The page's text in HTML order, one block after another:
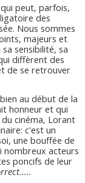
peut, parfois,
des
Nous sommes
majeurs et
sensibilité, sa
diffèrent des
de se retrouver
au début de la
honneur et qui
cinéma, Lorant
c'est un
une bouffée de
nombreux acteurs
poncifs de leur